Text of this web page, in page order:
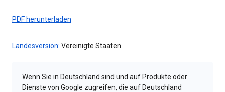
PDF herunterladen
Landesversion: Vereinigte Staaten
Wenn Sie in Deutschland sind und auf Produkte oder
Dienste von Google zugreifen, die auf Deutschland